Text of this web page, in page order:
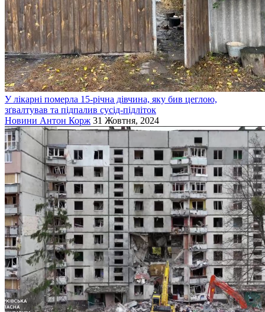
У лікарні померла 15-річна дівчина, яку бив цеглою,
зґвалтував та підпалив сусід-підліток
Новини Антон Корж 31 Жовтня, 2024